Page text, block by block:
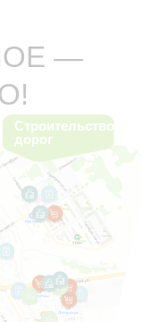
—
Строительство
дорог